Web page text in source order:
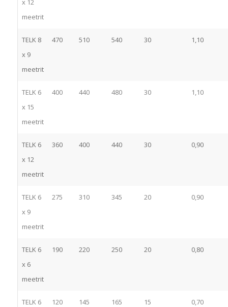
x 12
meetrit
TELK 8
x 9
meetrit
470 510 540 30 1,10
TELK 6
x 15
meetrit
400 440 480 30 1,10
TELK 6
x 12
meetrit
360 400 440 30 0,90
TELK 6
x 9
meetrit
275 310 345 20 0,90
TELK 6
x 6
meetrit
190 220 250 20 0,80
TELK 6
120 145 165 15 0,70